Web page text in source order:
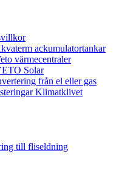
ackumulatortankar
värmecentraler
Solar
från el eller gas
Klimatklivet
till fliseldning